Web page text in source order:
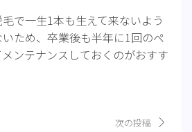
で一生1本も生えて来ないよう
ため、卒業後も半年に1回のペ
ンテナンスしておくのがおすす
次の投稿